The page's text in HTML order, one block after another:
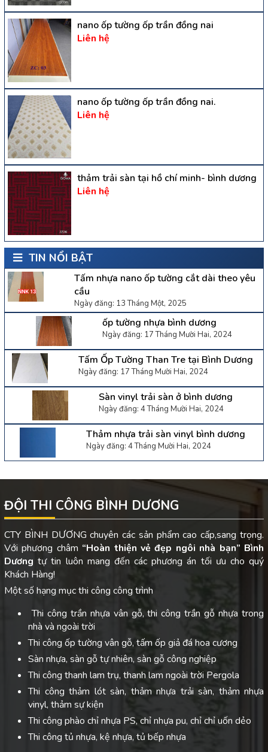
nano ốp tường ốp trần đồng nai
Liên hệ
nano ốp tường ốp trần đồng nai.
Liên hệ
thảm trải sàn tại hồ chí minh- bình dương
Liên hệ
TIN NỔI BẬT
Tấm nhựa nano ốp tường cắt dài theo yêu
cầu
Ngày đăng: 13 Tháng Một, 2025
ốp tường nhựa bình dương
Ngày đăng: 17 Tháng Mười Hai, 2024
Tấm Ốp Tường Than Tre tại Bình Dương
Ngày đăng: 17 Tháng Mười Hai, 2024
Sàn vinyl trải sàn ở bình dương
Ngày đăng: 4 Tháng Mười Hai, 2024
Thảm nhựa trải sàn vinyl bình dương
Ngày đăng: 4 Tháng Mười Hai, 2024
ĐỘI THI CÔNG BÌNH DƯƠNG
CTY BÌNH DƯƠNG chuyên các sản phẩm cao cấp,sang trọng.
Với phương châm “Hoàn thiện vẻ đẹp ngôi nhà bạn” Bình
Dươngtự tin luôn mang đến các phương án tối ưu cho quý
Khách Hàng!
Một số hạng mục thi công công trình
Thi công trần nhựa vân gỗ, thi công trần gỗ nhựa trong
nhà và ngoài trời
Thi công ốp tường vân gỗ, tấm ốp giả đá hoa cương
Sàn nhựa, sàn gỗ tự nhiên, sàn gỗ công nghiệp
Thi công thanh lam trụ, thanh lam ngoài trời Pergola
Thi công thảm lót sàn, thảm nhựa trải sàn, thảm nhựa
vinyl, thảm sự kiện
Thi công phào chỉ nhựa PS, chỉ nhựa pu, chỉ chỉ uốn dẻo
Thi công tủ nhựa, kệ nhựa, tủ bếp nhựa